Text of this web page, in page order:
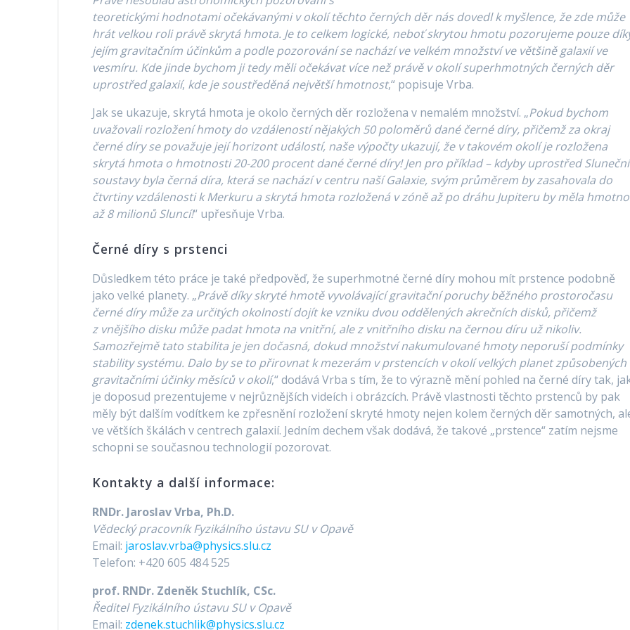
teoretickými hodnotami očekávanými v okolí těchto černých děr nás dovedl k myšlence, že zde může
hrát velkou roli právě skrytá hmota. Je to celkem logické, neboť skrytou hmotu pozorujeme pouze
jejím gravitačním účinkům a podle pozorování se nachází ve velkém množství ve většině galaxií ve
vesmíru. Kde jinde bychom ji tedy měli očekávat více než právě v okolí superhmotných černých děr
uprostřed galaxií, kde je soustředěná největší hmotnost,“ popisuje Vrba.
Jak se ukazuje, skrytá hmota je okolo černých děr rozložena v nemalém množství. „Pokud bychom
uvažovali rozložení hmoty do vzdáleností nějakých 50 poloměrů dané černé díry, přičemž za okraj
černé díry se považuje její horizont událostí, naše výpočty ukazují, že v takovém okolí je rozložena
skrytá hmota o hmotnosti20-200 procent dané černé díry! Jen pro příklad – kdyby uprostřed Sluneční
soustavy byla černá díra, která se nachází v centru naší Galaxie, svým průměrem by zasahovala do
čtvrtiny vzdálenosti k Merkurua skrytá hmota rozložená v zóně až po dráhu Jupiteru by měla
až 8 milionů Sluncí!“ upřesňuje Vrba.
Černé díry s prstenci
Důsledkem této práce je také předpověď, že superhmotné černé díry mohou mít prstence podobně
jako velké planety. „Právě díky skryté hmotě vyvolávající gravitační poruchy běžného prostoročasu
černé díry může za určitých okolností dojít ke vzniku dvou oddělených akrečních disků, přičemž
z vnějšího disku může padat hmota na vnitřní, ale z vnitřního disku na černou díru už nikoliv.
Samozřejmě tato stabilita je jen dočasná, dokud množství nakumulované hmoty neporuší podmínky
stability systému. Dalo by se to přirovnat k mezerám v prstencích v okolí velkých planet způsobených
gravitačními účinky měsíců v okolí,“ dodává Vrba s tím, že to výrazně mění pohled na černé díry tak,
je doposud prezentujeme v nejrůznějších videích i obrázcích. Právě vlastnosti těchto prstenců by pak
měly být dalším vodítkem ke zpřesnění rozložení skryté hmoty nejen kolem černých děr samotných,
ve větších škálách v centrech galaxií. Jedním dechem však dodává, že takové „prstence“ zatím nejsme
schopni se současnou technologií pozorovat.
Kontakty a další informace:
RNDr. Jaroslav Vrba, Ph.D.
Vědecký pracovník Fyzikálního ústavu SU v Opavě
Email: jaroslav.vrba@physics.slu.cz
Telefon: +420 605 484 525
prof. RNDr. Zdeněk Stuchlík, CSc.
Ředitel Fyzikálního ústavu SU v Opavě
Email: zdenek.stuchlik@physics.slu.cz